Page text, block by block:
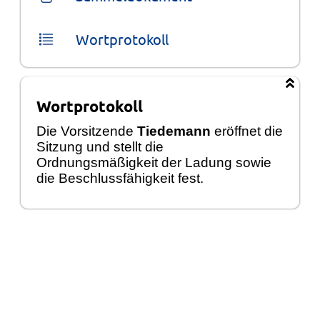
Wortprotokoll
Wortprotokoll
Die VorsitzendeTiedemann eröffnet die
Sitzung und stellt die
Ordnungsmäßigkeit der Ladung sowie
die Beschlussfähigkeit fest.